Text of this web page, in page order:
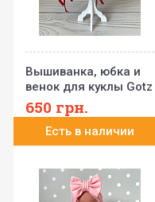
Вышиванка, юбка и
венок для куклы Gotz
Little Kidz 36 см
650 грн.
Есть в наличии